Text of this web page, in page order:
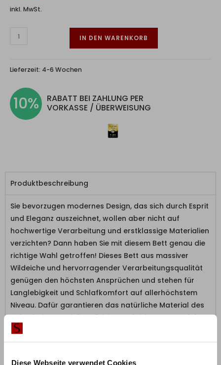
Diese Webseite verwendet Cookies
inkl. MwSt.
IN DEN WARENKORB
Lieferzeit: 4-6 Wochen
10%
RABATT BEI ZAHLUNG PER
VORKASSE / ÜBERWEISUNG
Produktbeschreibung
Sie bevorzugen modernes Design, das sich durch Esprit
und Eleganz auszeichnet, wollen aber nicht auf
hochwertige Verarbeitung und erstklassige Materialien
verzichten? Dann haben Sie mit diesem Bett genau die
richtige Wahl getroffen! Dieses Bett aus massiver
Wildeiche und hervorragender Verarbeitungsqualität
genügen den höchsten Ansprüchen und stehen für
Langlebigkeit und Schlafkomfort auf allerhöchstem
Niveau. Dafür garantieren das natürliche Material des
Eichenholzes und die Präzision und Liebe zum Produkt
bei der Herstellung. Aufgrund der einzigartigen
Färbung und Maserung des Eichenholzes ist jedes Oak